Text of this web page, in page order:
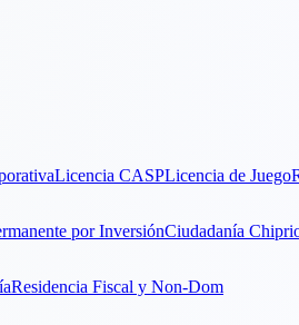
Licencia CASPLicencia de Juego
por InversiónCiudadanía
Residencia Fiscal y Non-Dom